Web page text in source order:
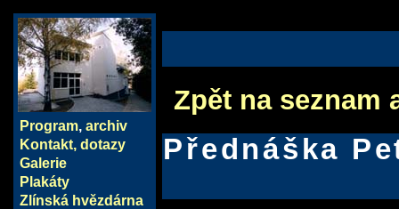
Program, archiv
Kontakt, dotazy
Galerie
Plakáty
Zlínská hvězdárna
Zpět na seznam
Přednáška